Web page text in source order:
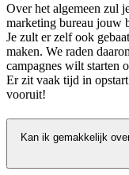
Over het algemeen zul
marketing bureau jouw
Je zult er zelf ook
maken. We raden
campagnes wilt starten
Er zit vaak tijd in
vooruit!
Kan ik gemakkelijk